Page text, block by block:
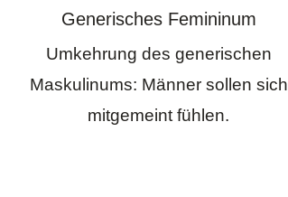
Generisches Femininum
Umkehrung des generischen
Maskulinums: Männer sollen sich
mitgemeint fühlen.